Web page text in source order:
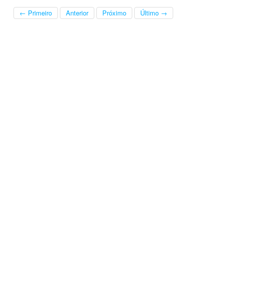
← Primeiro Anterior Próximo Último →